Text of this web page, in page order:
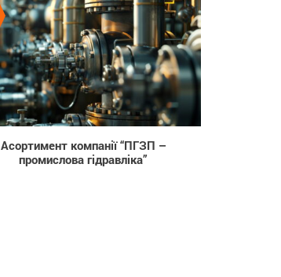
47
Асортимент компанії “ПГЗП –
промислова гідравліка”